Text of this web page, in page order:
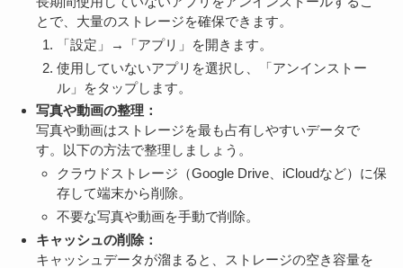
とで、大量のストレージを確保できます。
「設定」→「アプリ」を開きます。
使用していないアプリを選択し、「アンインストー
ル」をタップします。
写真や動画の整理：
写真や動画はストレージを最も占有しやすいデータで
す。以下の方法で整理しましょう。
クラウドストレージ（Google Drive、iCloudなど）に保
存して端末から削除。
不要な写真や動画を手動で削除。
キャッシュの削除：
キャッシュデータが溜まると、ストレージの空き容量を